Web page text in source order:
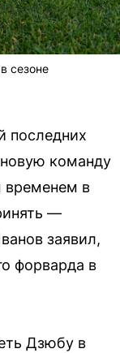
сезоне
последних
команду
временем в
—
заявил,
форварда в
Дзюбу в